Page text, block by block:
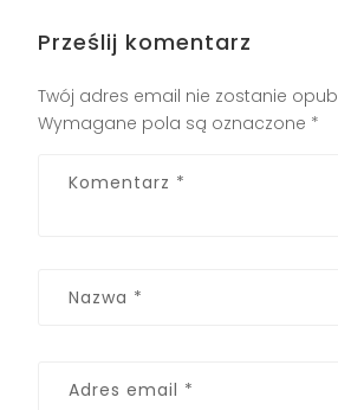
Prześlij komentarz
Twój adres email nie zostanie
Wymagane pola są oznaczone *